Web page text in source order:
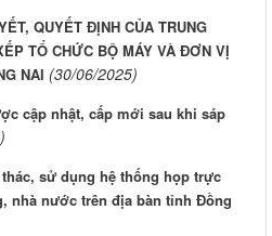
QUYẾT ĐỊNH CỦA TRUNG
TỔ CHỨC BỘ MÁY VÀ ĐƠN VỊ
NAI (30/06/2025)
cập nhật, cấp mới sau khi sáp
sử dụng hệ thống họp trực
nhà nước trên địa bàn tỉnh Đồng